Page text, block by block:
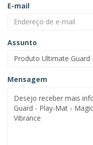
E-mail
Assunto
Mensagem